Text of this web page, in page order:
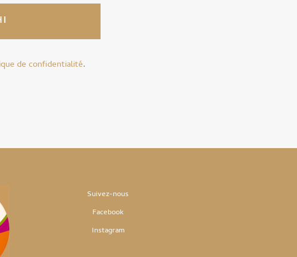
de confidentialité.
Suivez-nous
Facebook
Instagram